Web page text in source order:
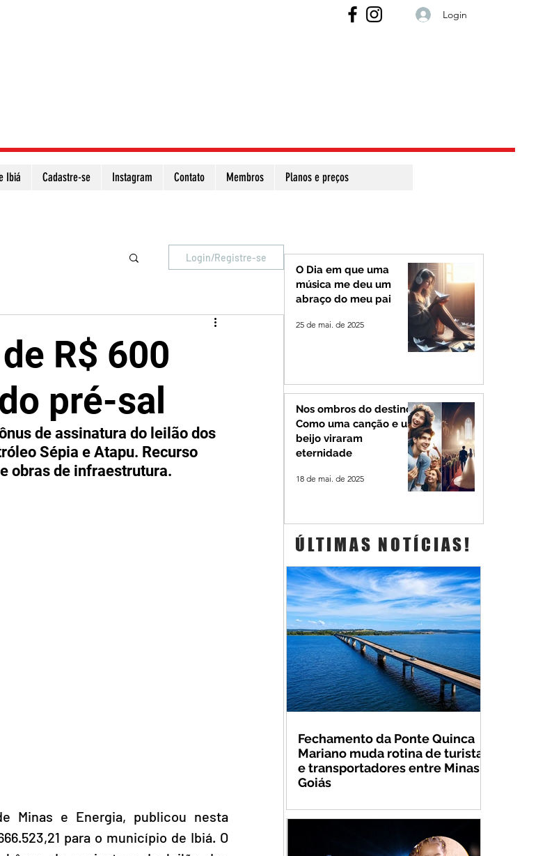
Login
Ibiá Cadastre-se Instagram Contato Membros Planos e preços
Login/Registre-se
R$ 600
pré-sal
de assinatura do leilão dos
Sépia e Atapu. Recurso
obras de infraestrutura.
Minas e Energia, publicou nesta
para o município de Ibiá. O
O Dia em que uma
música me deu um
abraço do meu pai
25 de mai. de 2025
Nos ombros do destino:
Como uma canção e um
beijo viraram
eternidade
18 de mai. de 2025
ÚLTIMAS NOTÍCIAS!
Fechamento da Ponte Quinca
Mariano muda rotina de turistas
e transportadores entre Minas e
Goiás